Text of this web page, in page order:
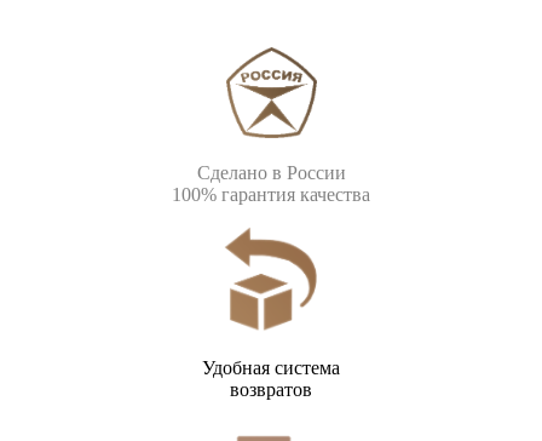
Сделано в России
100% гарантия качества
Удобная система
возвратов